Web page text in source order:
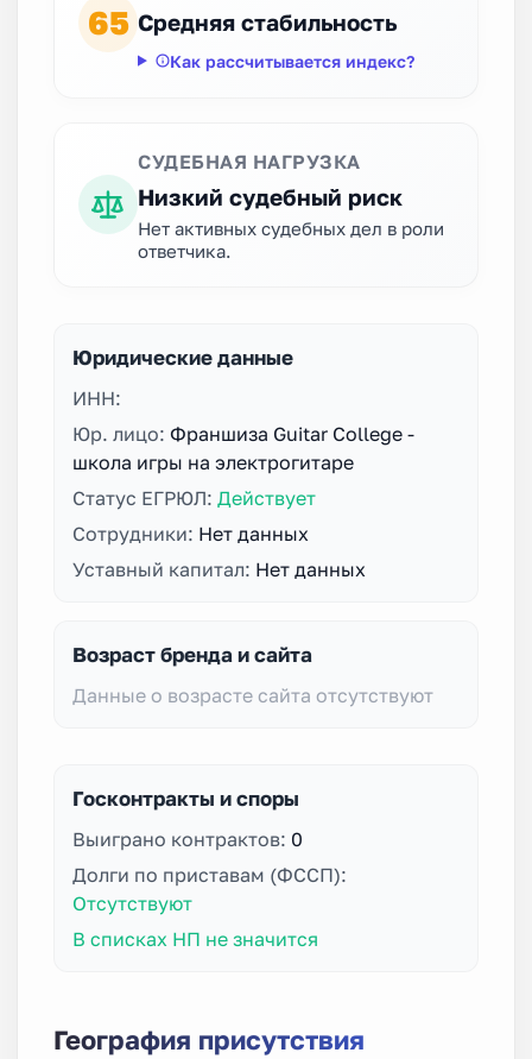
65 Средняя стабильность
Как рассчитывается индекс?
СУДЕБНАЯ НАГРУЗКА
Низкий судебный риск
Нет активных судебных дел в роли
ответчика.
Юридические данные
ИНН:
Юр. лицо: Франшиза Guitar College -
школа игры на электрогитаре
Статус ЕГРЮЛ: Действует
Сотрудники: Нет данных
Уставный капитал: Нет данных
Возраст бренда и сайта
Данные о возрасте сайта отсутствуют
Госконтракты и споры
Выиграно контрактов: 0
Долги по приставам (ФССП):
Отсутствуют
В списках НП не значится
География присутствия